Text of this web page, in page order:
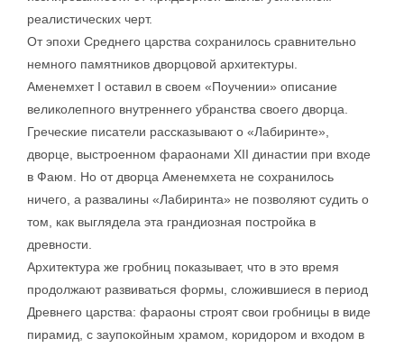
реалистических черт.
От эпохи Среднего царства сохранилось сравнительно
немного памятников дворцовой архитектуры.
Аменемхет I оставил в своем «Поучении» описание
великолепного внутреннего убранства своего дворца.
Греческие писатели рассказывают о «Лабиринте»,
дворце, выстроенном фараонами XII династии при входе
в Фаюм. Но от дворца Аменемхета не сохранилось
ничего, а развалины «Лабиринта» не позволяют судить о
том, как выглядела эта грандиозная постройка в
древности.
Архитектура же гробниц показывает, что в это время
продолжают развиваться формы, сложившиеся в период
Древнего царства: фараоны строят свои гробницы в виде
пирамид, с заупокойным храмом, коридором и входом в